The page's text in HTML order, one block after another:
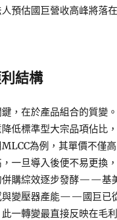
預估國巨營收高峰將落
結構
，在於產品組合的質變
低標準型大宗品項佔比
為例，其單價不僅
一旦導入後便不易更換
併購綜效逐步發酵——基
與變壓器產能——國巨已
一轉變最直接反映在毛